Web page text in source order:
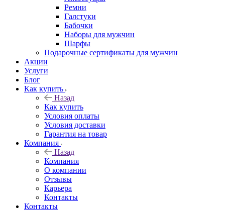
Ремни
Галстуки
Бабочки
Наборы для мужчин
Шарфы
Подарочные сертификаты для мужчин
Акции
Услуги
Блог
Как купить
Назад
Как купить
Условия оплаты
Условия доставки
Гарантия на товар
Компания
Назад
Компания
О компании
Отзывы
Карьера
Контакты
Контакты